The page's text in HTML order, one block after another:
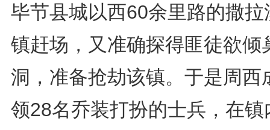
毕节县城以西60余里路的撒拉
镇赶场，又准确探得匪徒欲倾
洞，准备抢劫该镇。于是周西
领28名乔装打扮的士兵，在镇